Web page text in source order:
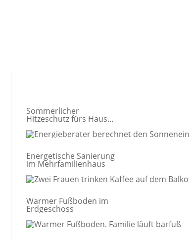
Sommerlicher
Hitzeschutz fürs Haus
Energetische Sanierung
im Mehrfamilienhaus
Warmer Fußboden im
Erdgeschoss